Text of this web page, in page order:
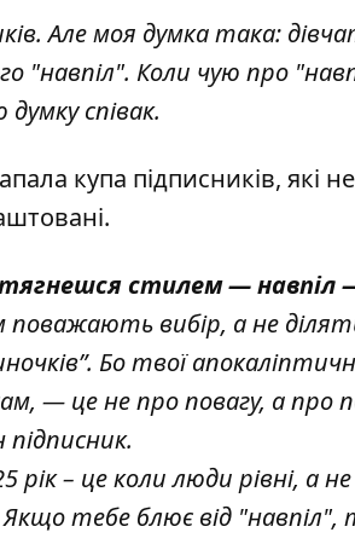
Але моя думка така:
"навпіл". Коли чую про
співак.
купа підписників, які
стилем — навпіл
поважають вибір, а не
Бо твої
— це не про повагу, а
– це коли люди рівні, а
тебе блює від